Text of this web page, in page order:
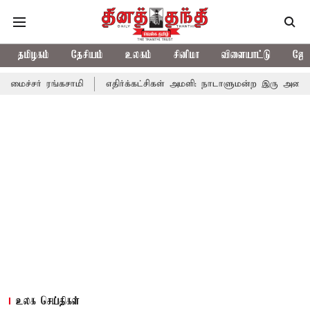
தமிழகம் தேசியம் உலகம் சினிமா விளையாட்டு
எதிர்க்கட்சிகள் அமளி: நாடாளுமன்ற இரு அவைகளும்
உலக செய்திகள்